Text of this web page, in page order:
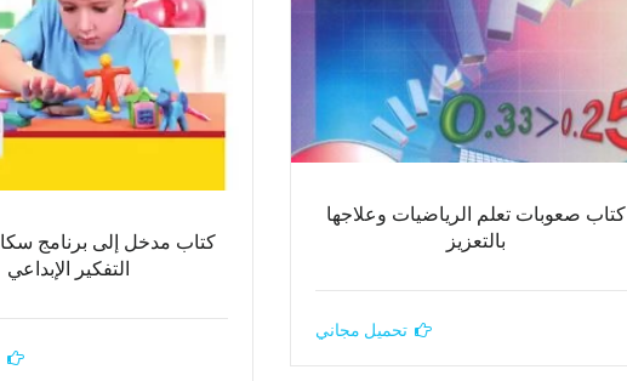
كتاب صعوبات تعلم الرياضيات وعلاجها
بالتعزيز
تحميل مجاني
كتاب مدخل إلى برنامج
التفكير الإبداعي